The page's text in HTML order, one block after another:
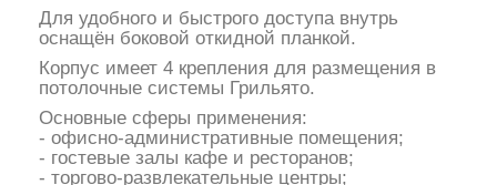
Для удобного и быстрого доступа внутрь
оснащён боковой откидной планкой.
Корпус имеет 4 крепления для размещения в
потолочные системы Грильято.
Основные сферы применения:
- офисно-административные помещения;
- гостевые залы кафе и ресторанов;
- торгово-развлекательные центры;